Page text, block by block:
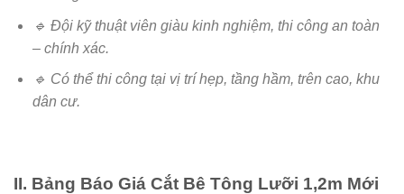
🔹 Đội kỹ thuật viên giàu kinh nghiệm, thi công an toàn
– chính xác.
🔹 Có thể thi công tại vị trí hẹp, tầng hầm, trên cao, khu
dân cư.
II. Bảng Báo Giá Cắt Bê Tông Lưỡi 1,2m Mới